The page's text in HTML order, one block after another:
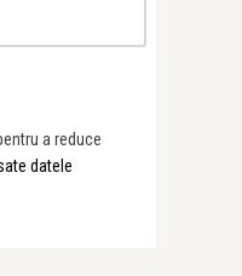
a reduce
datele